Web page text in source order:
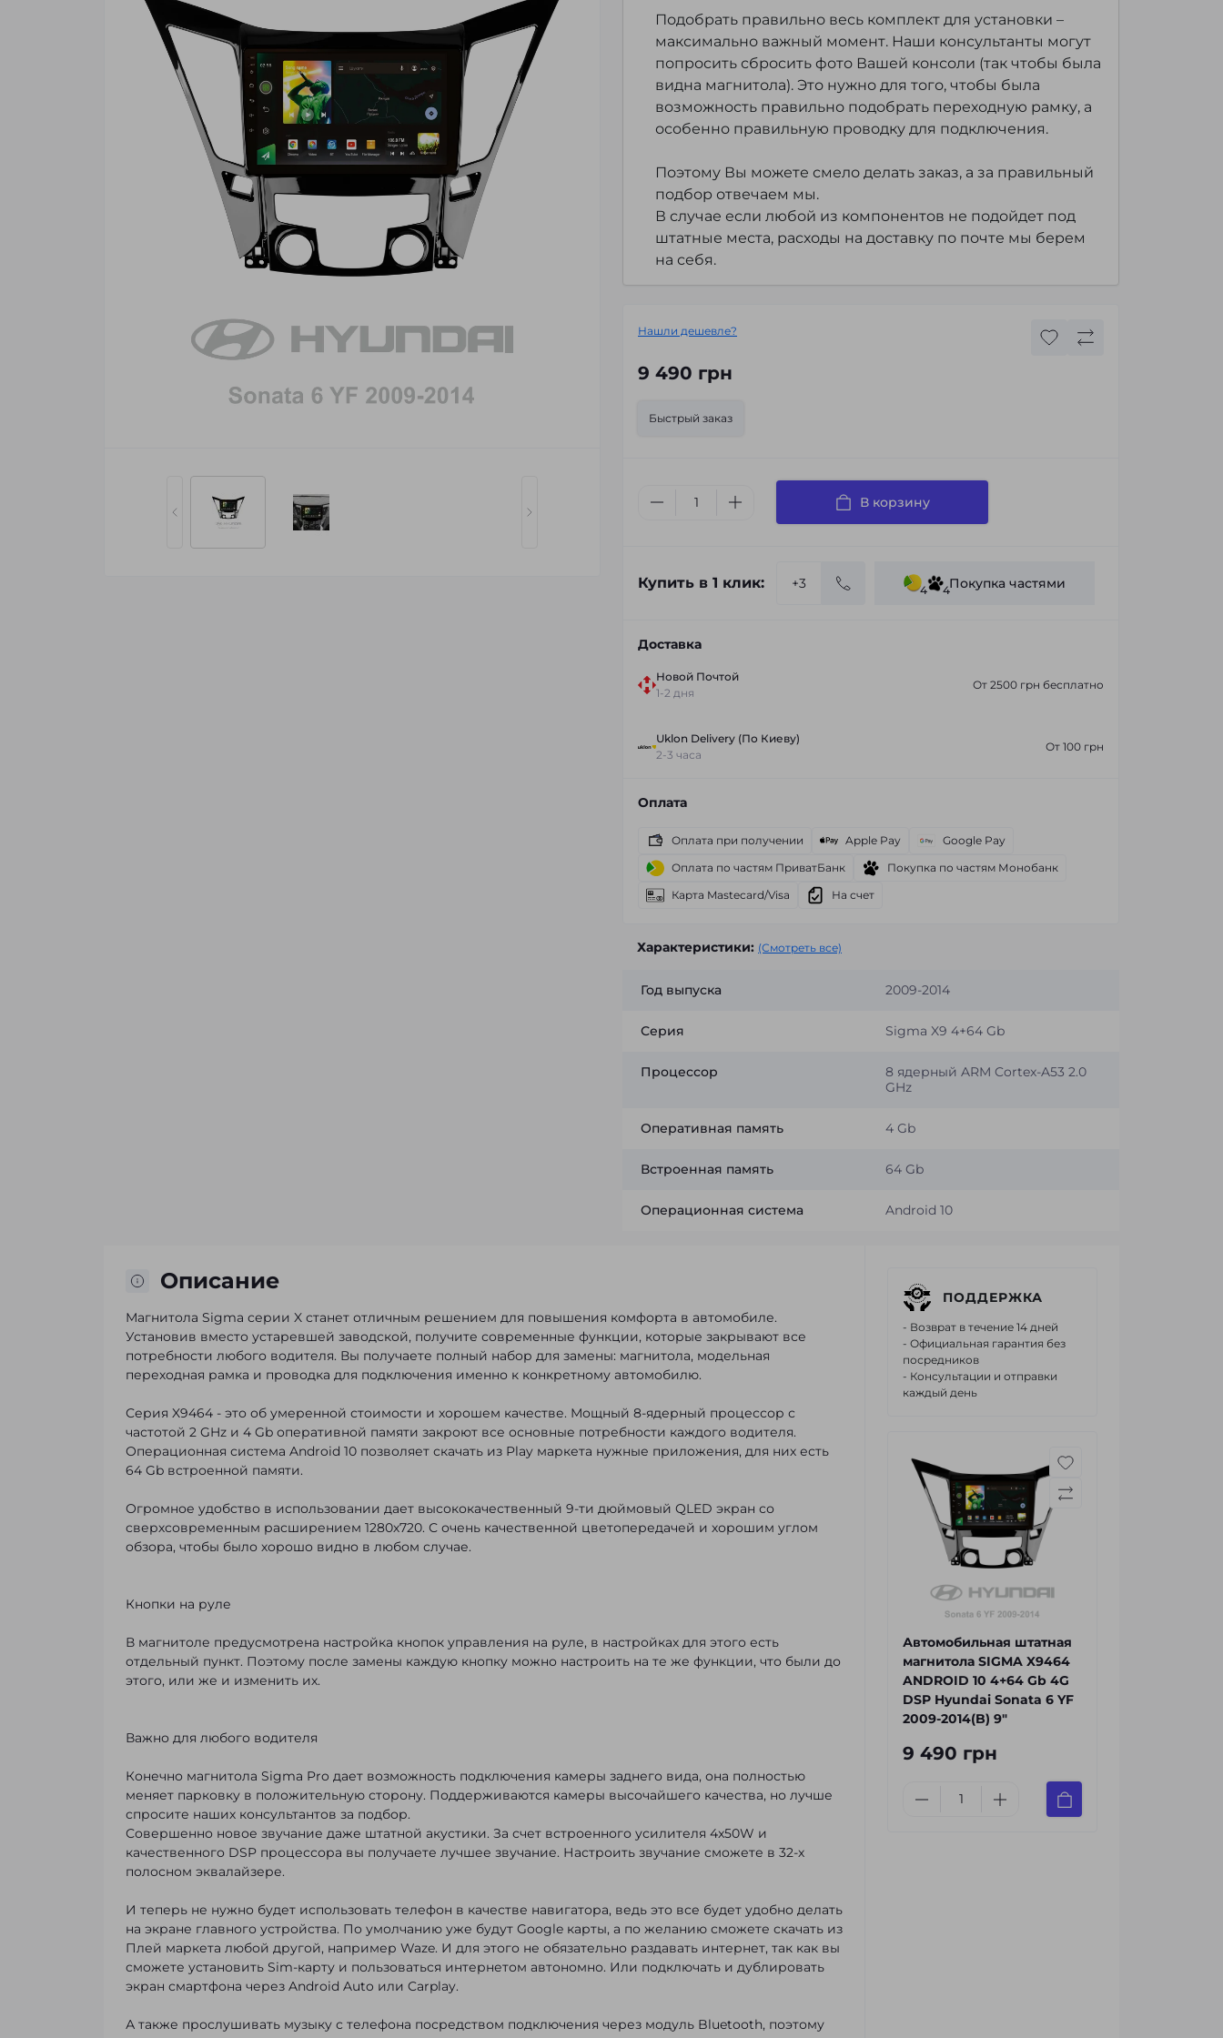
Подобрать правильно весь комплект для установки –
максимально важный момент. Наши консультанты могут
попросить сбросить фото Вашей консоли (так чтобы была
видна магнитола). Это нужно для того, чтобы была
возможность правильно подобрать переходную рамку, а
особенно правильную проводку для подключения.
Поэтому Вы можете смело делать заказ, а за правильный
подбор отвечаем мы.
В случае если любой из компонентов не подойдет под
штатные места, расходы на доставку по почте мы берем
на себя.
Нашли дешевле?
9 490 грн
Быстрый заказ
В корзину
Купить в 1 клик: 4 4Покупка частями
Доставка
Новой Почтой
1-2 дня
От 2500 грн бесплатно
Uklon Delivery (По Киеву)
2-3 часа
От 100 грн
Оплата
Оплата при получении Apple Pay
Google Pay
Оплата по частям ПриватБанк
Покупка по частям Монобанк
Карта Mastecard/Visa
На счет
Характеристики: (Смотреть все)
Год выпуска 2009-2014
Серия Sigma X9 4+64 Gb
Процессор
8 ядерный ARM Cortex-A53 2.0
GHz
Оперативная память 4 Gb
Встроенная память 64 Gb
Операционная система Android 10
Описание
Магнитола Sigma серии X станет отличным решением для повышения комфорта в автомобиле.
Установив вместо устаревшей заводской, получите современные функции, которые закрывают все
потребности любого водителя. Вы получаете полный набор для замены: магнитола, модельная
переходная рамка и проводка для подключения именно к конкретному автомобилю.
Серия X9464 - это об умеренной стоимости и хорошем качестве. Мощный 8-ядерный процессор с
частотой 2 GHz и 4 Gb оперативной памяти закроют все основные потребности каждого водителя.
Операционная система Android 10 позволяет скачать из Play маркета нужные приложения, для них есть
64 Gb встроенной памяти.
Огромное удобство в использовании дает высококачественный 9-ти дюймовый QLED экран со
сверхсовременным расширением 1280х720. С очень качественной цветопередачей и хорошим углом
обзора, чтобы было хорошо видно в любом случае.
Кнопки на руле
В магнитоле предусмотрена настройка кнопок управления на руле, в настройках для этого есть
отдельный пункт. Поэтому после замены каждую кнопку можно настроить на те же функции, что были до
этого, или же и изменить их.
Важно для любого водителя
Конечно магнитола Sigma Pro дает возможность подключения камеры заднего вида, она полностью
меняет парковку в положительную сторону. Поддерживаются камеры высочайшего качества, но лучше
спросите наших консультантов за подбор.
Совершенно новое звучание даже штатной акустики. За счет встроенного усилителя 4x50W и
качественного DSP процессора вы получаете лучшее звучание. Настроить звучание сможете в 32-х
полосном эквалайзере.
И теперь не нужно будет использовать телефон в качестве навигатора, ведь это все будет удобно делать
на экране главного устройства. По умолчанию уже будут Google карты, а по желанию сможете скачать из
Плей маркета любой другой, например Waze. И для этого не обязательно раздавать интернет, так как вы
сможете установить Sim-карту и пользоваться интернетом автономно. Или подключать и дублировать
экран смартфона через Android Auto или Carplay.
А также прослушивать музыку с телефона посредством подключения через модуль Bluetooth, поэтому
ПОДДЕРЖКА
- Возврат в течение 14 дней
- Официальная гарантия без
посредников
- Консультации и отправки
каждый день
Автомобильная штатная
магнитола SIGMA X9464
ANDROID 10 4+64 Gb 4G
DSP Hyundai Sonata 6 YF
2009-2014(B) 9"
9 490 грн